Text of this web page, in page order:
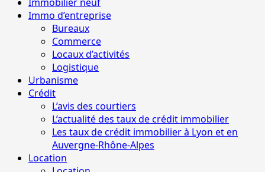
Immo d’entreprise
Bureaux
Commerce
Locaux d’activités
Logistique
Urbanisme
Crédit
L’avis des courtiers
L’actualité des taux de crédit immobilier
Les taux de crédit immobilier à Lyon et en
Auvergne-Rhône-Alpes
Location